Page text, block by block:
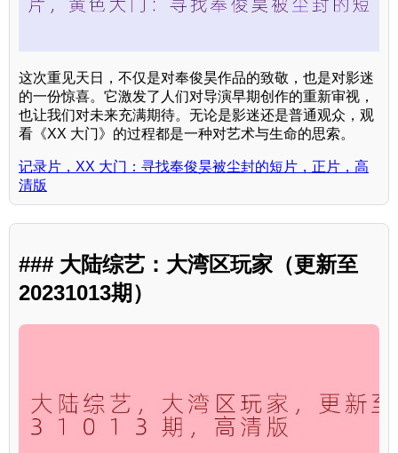
这次重见天日，不仅是对奉俊昊作品的致敬，也是对影迷
的一份惊喜。它激发了人们对导演早期创作的重新审视，
也让我们对未来充满期待。无论是影迷还是普通观众，观
看《XX 大门》的过程都是一种对艺术与生命的思索。
记录片，XX 大门：寻找奉俊昊被尘封的短片，正片，高
清版
### 大陆综艺：大湾区玩家（更新至
20231013期）